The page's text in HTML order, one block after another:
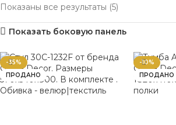
Показаны все результаты (5)
Показать боковую панель
-35%
ПРОДАНО
-10%
ПРОДАНО